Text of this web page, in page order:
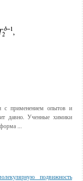
с применением опытов и
давно. Ученные химики
...
подвижность